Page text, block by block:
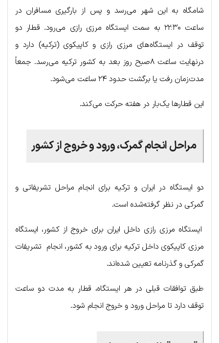
شامگاه به این شهر می‌رسد و پس از بارگیری مسافران در
ساعت ۲۲:۳۰ به سمت ایستگاه مرزی رازی می‌رود. قطار دو
توقف در ایستگاه‌های مرزی رازی و کاپیکوی (ترکیه) دارد و
درنهایت ساعت ۸صبح روز بعد به کشور ترکیه می‌رسد. جمعاً
مدت‌زمان رفت یا برگشت حدود ۲۴ ساعت می‌شود.
این قطارها یک‌بار در هفته حرکت می‌کند.
مراحل انجام گمرک، ورود و خروج از کشور
دو ایستگاه در ایران و ترکیه برای انجام مراحل تشریفاتی و
گمرکی در نظر گرفته‌شده است.
ایستگاه مرزی رازی داخل ایران برای خروج از کشور، ایستگاه
مرزی کاپیکوی داخل ترکیه برای ورود به کشور، انجام تشریفات
گمرکی و گذرنامه تعیین شده‌اند.
طبق توافقات قبلی در هر ایستگاه، قطار به مدت دو ساعت
توقف دارد تا مراحل ورود و خروج انجام شود.